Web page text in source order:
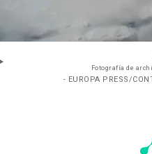
Fotografía de
- EUROPA PRESS/